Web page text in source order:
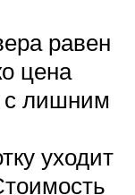
равен
цена
с лишним
уходит